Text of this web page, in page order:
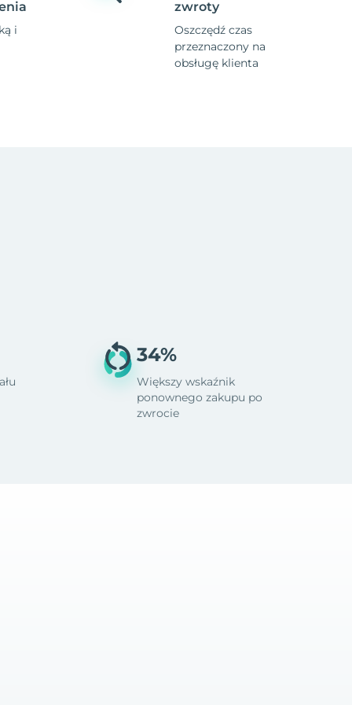
i
zwroty
Oszczędź czas
przeznaczony na
obsługę klienta
34%
Większy wskaźnik
ponownego zakupu po
zwrocie